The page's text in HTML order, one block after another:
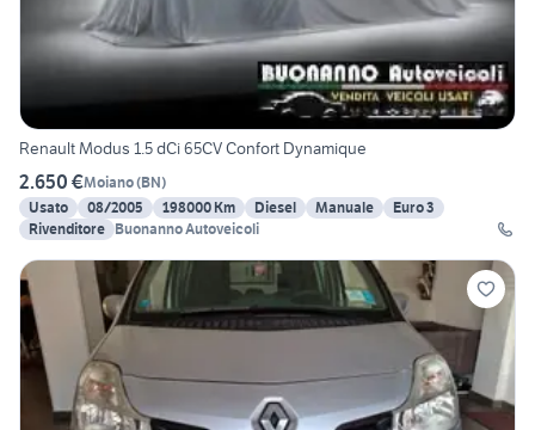
Renault Modus 1.5 dCi 65CV Confort Dynamique
2.650 €Moiano(BN)
Usato
08/2005 198000 Km Diesel Manuale
Euro 3
Rivenditore Buonanno Autoveicoli